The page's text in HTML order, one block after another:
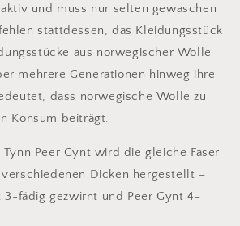
und muss nur selten gewaschen
stattdessen, das Kleidungsstück
aus norwegischer Wolle
mehrere Generationen hinweg ihre
dass norwegische Wolle zu
Konsum beiträgt.
Tynn Peer Gynt wird die gleiche Faser
Dicken hergestellt –
3-fädig gezwirnt und Peer Gynt 4-